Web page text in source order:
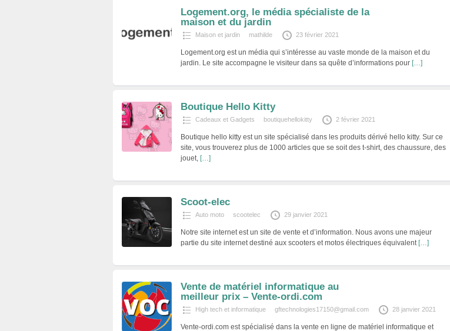
Logement.org, le média spécialiste de la
maison et du jardin
Maison et jardin mathilde 23 février 2021
Logement.org est un média qui s’intéresse au vaste monde de la maison et du
jardin. Le site accompagne le visiteur dans sa quête d’informations pour […]
Boutique Hello Kitty
Cadeaux et Gadgets boutiquehellokitty 2 février 2021
Boutique hello kitty est un site spécialisé dans les produits dérivé hello kitty. Sur ce
site, vous trouverez plus de 1000 articles que se soit des t-shirt, des chaussure, des
jouet, […]
Scoot-elec
Auto moto scootelec 29 janvier 2021
Notre site internet est un site de vente et d’information. Nous avons une majeur
partie du site internet destiné aux scooters et motos électriques équivalent […]
Vente de matériel informatique au
meilleur prix – Vente-ordi.com
High tech et informatique gftechnologies17150@gmail.com 28 janvier 2021
Vente-ordi.com est spécialisé dans la vente en ligne de matériel informatique et